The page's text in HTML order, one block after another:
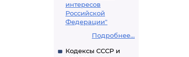
интересов
Российской
Федерации"
Подробнее...
Кодексы СССР и